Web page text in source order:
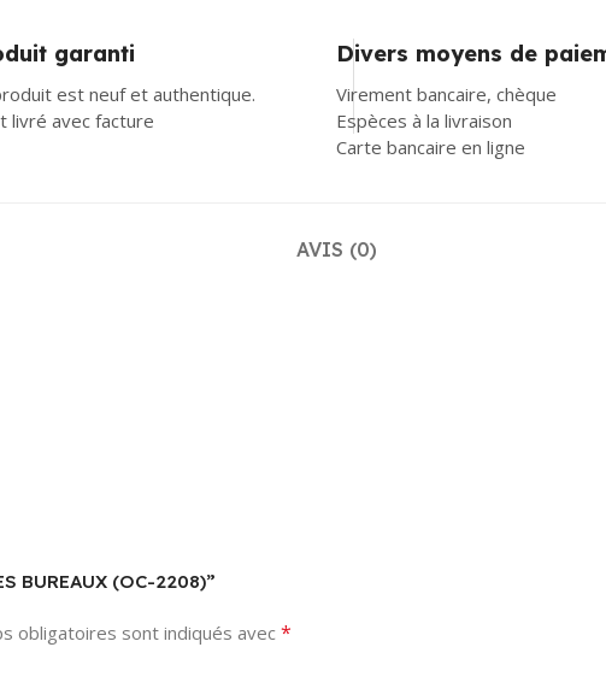
garanti
est neuf et authentique.
livré avec facture
Divers moyens de
Virement bancaire, chèque
Espèces à la livraison
Carte bancaire en ligne
AVIS (0)
BUREAUX (OC-2208)”
obligatoires sont indiqués avec *